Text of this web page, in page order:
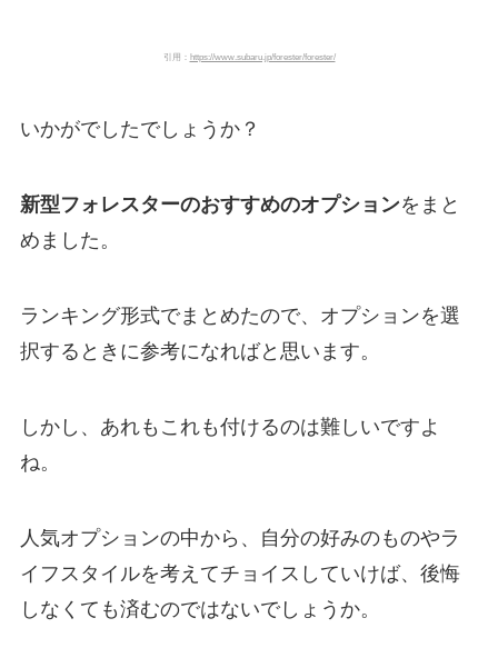
引用： https://www.subaru.jp/forester/forester/
いかがでしたでしょうか？
新型フォレスターのおすすめのオプションをまと
めました。
ランキング形式でまとめたので、オプションを選
択するときに参考になればと思います。
しかし、あれもこれも付けるのは難しいですよ
ね。
人気オプションの中から、自分の好みのものやラ
イフスタイルを考えてチョイスしていけば、後悔
しなくても済むのではないでしょうか。